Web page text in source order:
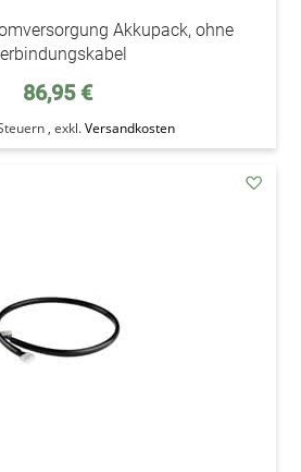
Akkupack, ohne
86,95 €
, exkl.Versandkosten